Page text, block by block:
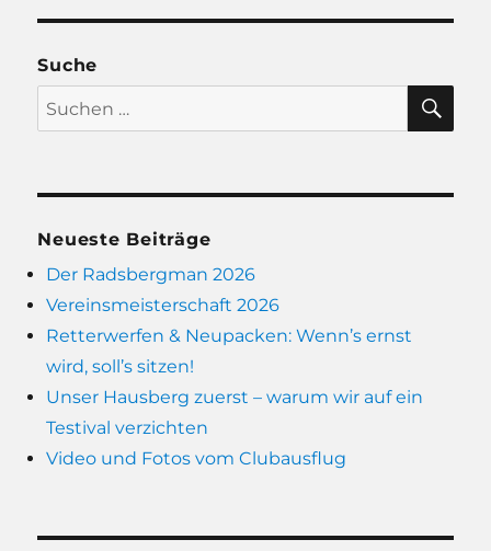
Suche
Suchen
nach:
Neueste Beiträge
Der Radsbergman 2026
Vereinsmeisterschaft 2026
Retterwerfen & Neupacken: Wenn’s ernst
wird, soll’s sitzen!
Unser Hausberg zuerst – warum wir auf ein
Testival verzichten
Video und Fotos vom Clubausflug